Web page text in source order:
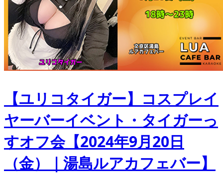
【ユリコタイガー】コスプレイ
ヤーバーイベント・タイガーっ
すオフ会【2024年9月20日
（金）｜湯島ルアカフェバー】